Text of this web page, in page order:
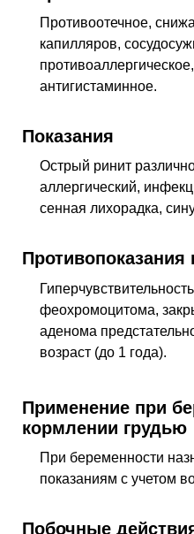
Противоотечное,
капилляров,
антигистаминное.
Показания
Острый ринит
аллергический,
сенная лихорадка,
феохромоцитома,
аденома
возраст (до 1 года).
Применение при
кормлении грудью
При беременности
показаниям с учетом
Побочные